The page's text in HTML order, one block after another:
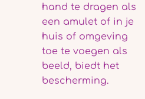
hand te dragen als
een amulet of in je
huis of omgeving
toe te voegen als
beeld, biedt het
bescherming.